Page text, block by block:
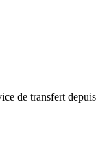
de transfert